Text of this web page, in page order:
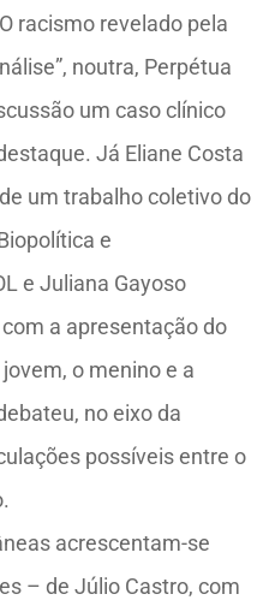
racismo revelado pela
noutra, Perpétua
um caso clínico
Já Eliane Costa
um trabalho coletivo do
e
e Juliana Gayoso
a apresentação do
o menino e a
no eixo da
possíveis entre o
acrescentam-se
– de Júlio Castro, com